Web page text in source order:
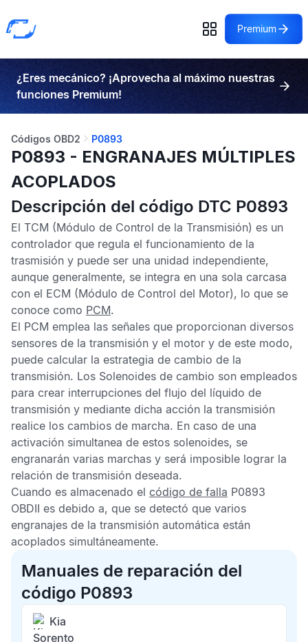
Premium
¿Eres mecánico? ¡Aprovecha al máximo nuestras
funciones Premium!
Códigos OBD2 P0893
P0893 - ENGRANAJES MÚLTIPLES
ACOPLADOS
Descripción del código DTC P0893
El TCM (Módulo de Control de la Transmisión) es un
controlador que regula el funcionamiento de la
trasmisión y puede ser una unidad independiente,
aunque generalmente, se integra en una sola carcasa
con el ECM (Módulo de Control del Motor), lo que se
conoce como PCM.
El PCM emplea las señales que proporcionan diversos
sensores de la transmisión y el motor y de este modo,
puede calcular la estrategia de cambio de la
transmisión. Los Solenoides de cambio son empleados
para crear interrupciones del flujo del líquido de
transmisión y mediante dicha acción la transmisión
realice los cambios de marcha. En caso de una
activación simultanea de estos solenoides, se
engranarán varias marchas y será imposible lograr la
relación de transmisión deseada.
Cuando es almacenado el código de falla P0893
OBDII es debido a, que se detectó que varios
engranajes de la transmisión automática están
acoplados simultáneamente.
Manuales de reparación del
código P0893
Kia
Sorento